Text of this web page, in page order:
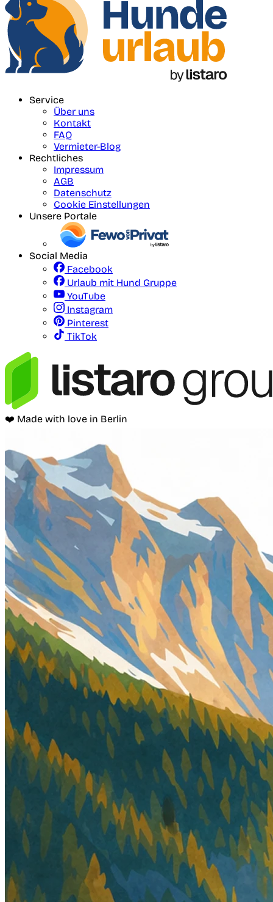
Service
Über uns
Kontakt
FAQ
Vermieter-Blog
Rechtliches
Impressum
AGB
Datenschutz
Cookie Einstellungen
Unsere Portale
Social Media
Facebook
Urlaub mit Hund Gruppe
YouTube
Instagram
Pinterest
TikTok
❤️ Made with love in Berlin